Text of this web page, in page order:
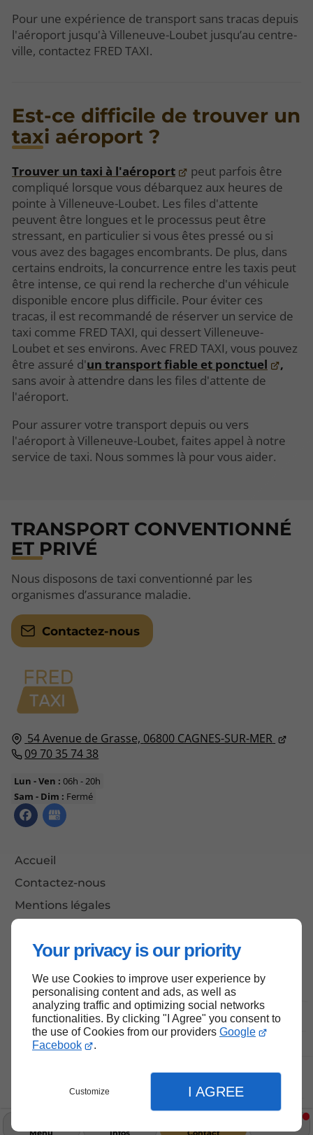
Your privacy is our priority
We use Cookies to improve user experience by
personalising content and ads, as well as
analyzing traffic and optimizing social networks
functionalities. By clicking "I Agree" you consent to
the use of Cookies from our providers Google
Facebook
.
Customize I AGREE
Menu Infos Contact
Pour une expérience de transport sans tracas depuis
l'aéroport jusqu'à Villeneuve-Loubet jusqu’au centre-
ville, contactez FRED TAXI.
Est-ce difficile de trouver un
taxi aéroport ?
Trouver un taxi à l'aéroport
peut parfois être
compliqué lorsque vous débarquez aux heures de
pointe à Villeneuve-Loubet. Les files d'attente
peuvent être longues et le processus peut être
stressant, en particulier si vous êtes pressé ou si
vous avez des bagages encombrants. De plus, dans
certains endroits, la concurrence entre les taxis peut
être intense, ce qui rend la recherche d'un véhicule
disponible encore plus difficile. Pour éviter ces
tracas, il est recommandé de réserver un service de
taxi comme FRED TAXI, qui dessert Villeneuve-
Loubet et ses environs. Avec FRED TAXI, vous pouvez
être assuré d'un transport fiable et ponctuel
,
sans avoir à attendre dans les files d'attente de
l'aéroport.
Pour assurer votre transport depuis ou vers
l'aéroport à Villeneuve-Loubet, faites appel à notre
service de taxi. Nous sommes là pour vous aider.
54 Avenue de Grasse, 06800 CAGNES-SUR-MER
09 70 35 74 38
Lun - Ven : 06h - 20h
Sam - Dim : Fermé
Accueil
Contactez-nous
Mentions légales
TRANSPORT CONVENTIONNÉ
ET PRIVÉ
Nous disposons de taxi conventionné par les
organismes d’assurance maladie.
Contactez-nous
Haut de page